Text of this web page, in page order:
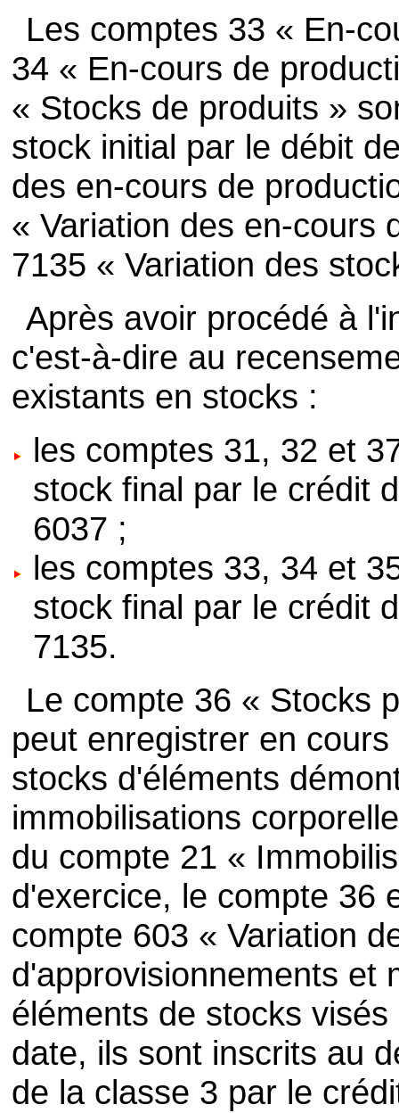
Les comptes 33 « En-
34 « En-cours de
« Stocks de produits »
stock initial par le débit
des en-cours de
« Variation des en-cours
7135 « Variation des
Après avoir procédé à
c'est-à-dire au
existants en stocks :
les comptes 31, 32 et
stock final par le crédit
6037 ;
les comptes 33, 34 et
stock final par le crédit
7135.
Le compte 36 « Stocks
peut enregistrer en
stocks d'éléments
immobilisations
du compte 21 «
d'exercice, le compte 36
compte 603 « Variation
d'approvisionnements et
éléments de stocks
date, ils sont inscrits au
de la classe 3 par le